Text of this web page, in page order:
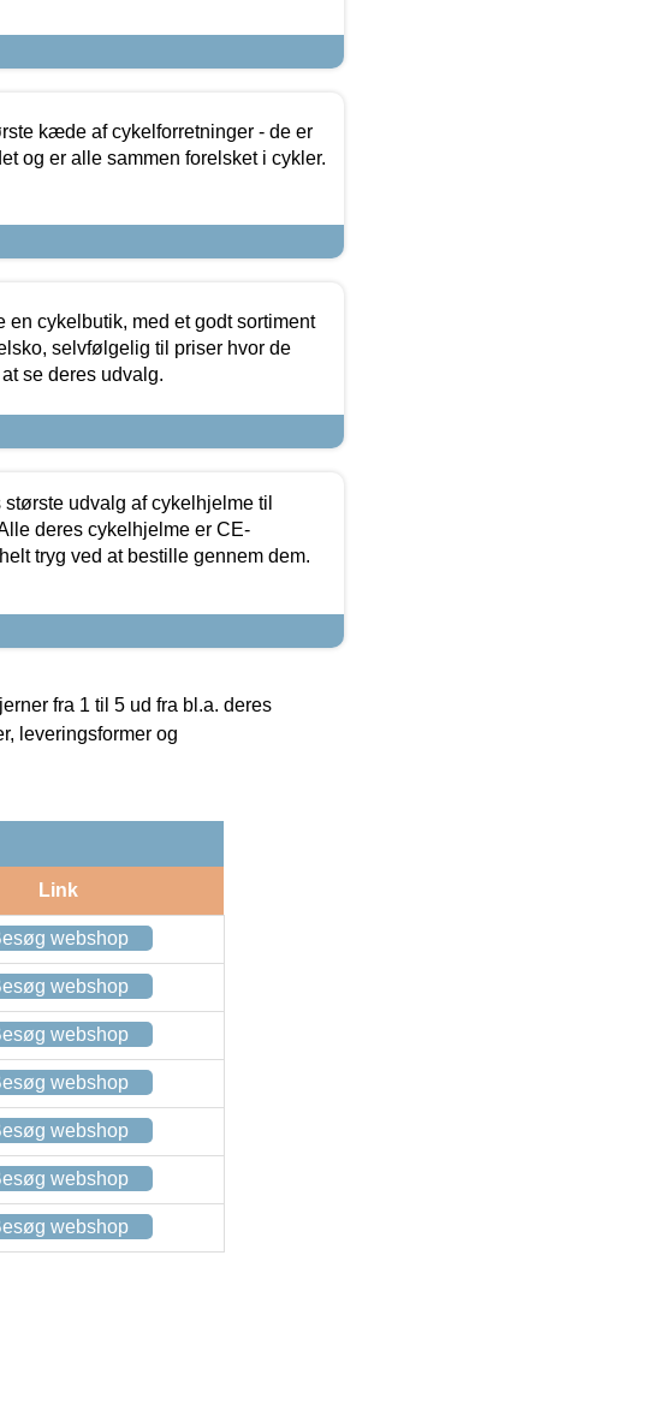
kæde af cykelforretninger - de er
og er alle sammen forelsket i cykler.
cykelbutik, med et godt sortiment
selvfølgelig til priser hvor de
se deres udvalg.
udvalg af cykelhjelme til
deres cykelhjelme er CE-
tryg ved at bestille gennem dem.
fra 1 til 5 ud fra bl.a. deres
leveringsformer og
Link
webshop
webshop
webshop
webshop
webshop
webshop
webshop